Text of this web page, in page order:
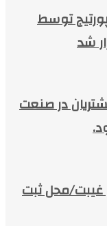
توسط
شد
در صنعت
سربازان با ۸ سال غیبت/محل ثبت